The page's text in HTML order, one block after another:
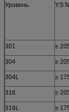
Уровень. Y.S
301 ≥
304 ≥
304L ≥
316 ≥
316L ≥